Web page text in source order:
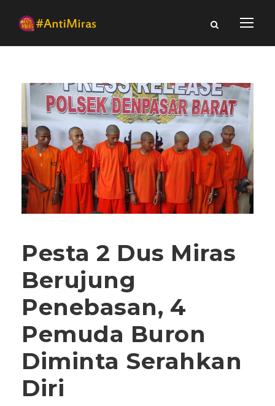
Pesta 2 Dus Miras
Berujung
Penebasan, 4
Pemuda Buron
Diminta Serahkan
Diri